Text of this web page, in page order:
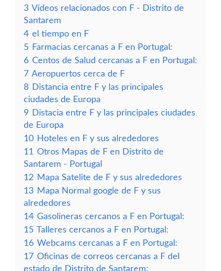
3 Vídeos relacionados con F - Distrito de
Santarem
4 el tiempo en F
5 Farmacias cercanas a F en Portugal:
6 Centos de Salud cercanas a F en Portugal:
7 Aeropuertos cerca de F
8 Distancia entre F y las principales
ciudades de Europa
9 Distacia entre F y las principales ciudades
de Europa
10 Hoteles en F y sus alrededores
11 Otros Mapas de F en Distrito de
Santarem - Portugal
12 Mapa Satelite de F y sus alrededores
13 Mapa Normal google de F y sus
alrededores
14 Gasolineras cercanos a F en Portugal:
15 Talleres cercanos a F en Portugal:
16 Webcams cercanas a F en Portugal:
17 Oficinas de correos cercanas a F del
estado de Distrito de Santarem: